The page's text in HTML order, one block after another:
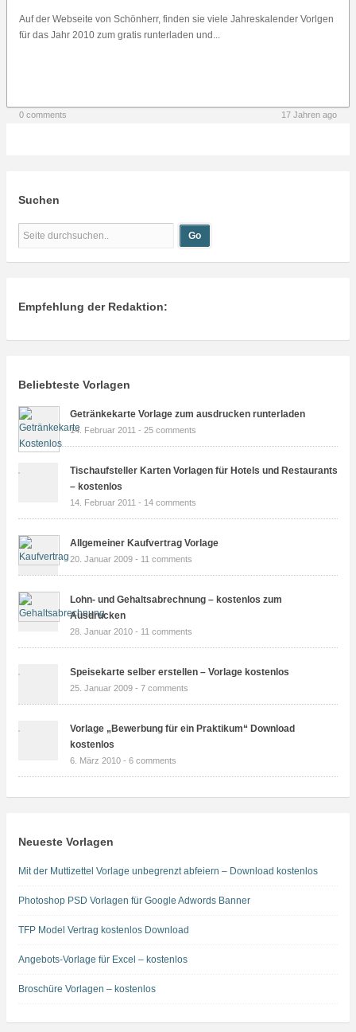
Auf der Webseite von Schönherr, finden sie viele Jahreskalender Vorlgen
für das Jahr 2010 zum gratis runterladen und...
0 comments 17 Jahren ago
Suchen
Empfehlung der Redaktion:
Beliebteste Vorlagen
Getränkekarte Vorlage zum ausdrucken runterladen
14. Februar 2011 - 25 comments
Tischaufsteller Karten Vorlagen für Hotels und Restaurants
– kostenlos
14. Februar 2011 - 14 comments
Allgemeiner Kaufvertrag Vorlage
20. Januar 2009 - 11 comments
Lohn- und Gehaltsabrechnung – kostenlos zum
Ausdrucken
28. Januar 2010 - 11 comments
Speisekarte selber erstellen – Vorlage kostenlos
25. Januar 2009 - 7 comments
Vorlage „Bewerbung für ein Praktikum“ Download
kostenlos
6. März 2010 - 6 comments
Neueste Vorlagen
Mit der Muttizettel Vorlage unbegrenzt abfeiern – Download kostenlos
Photoshop PSD Vorlagen für Google Adwords Banner
TFP Model Vertrag kostenlos Download
Angebots-Vorlage für Excel – kostenlos
Broschüre Vorlagen – kostenlos